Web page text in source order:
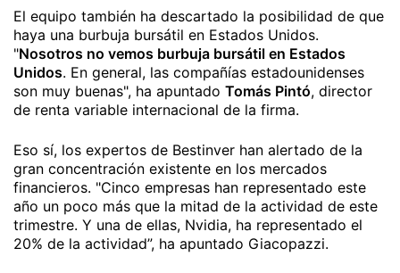
El equipo también ha descartado la posibilidad de que
haya una burbuja bursátil en Estados Unidos.
"Nosotros no vemos burbuja bursátil en Estados
Unidos. En general, las compañías estadounidenses
son muy buenas", ha apuntado Tomás Pintó, director
de renta variable internacional de la firma.
Eso sí, los expertos de Bestinver han alertado de la
gran concentración existente en los mercados
financieros. "Cinco empresas han representado este
año un poco más que la mitad de la actividad de este
trimestre. Y una de ellas, Nvidia, ha representado el
20% de la actividad”, ha apuntado Giacopazzi.